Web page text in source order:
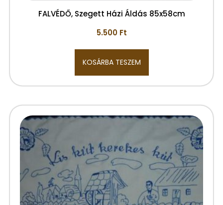
FALVÉDŐ, Szegett Házi Áldás 85x58cm
5.500 Ft
KOSÁRBA TESZEM